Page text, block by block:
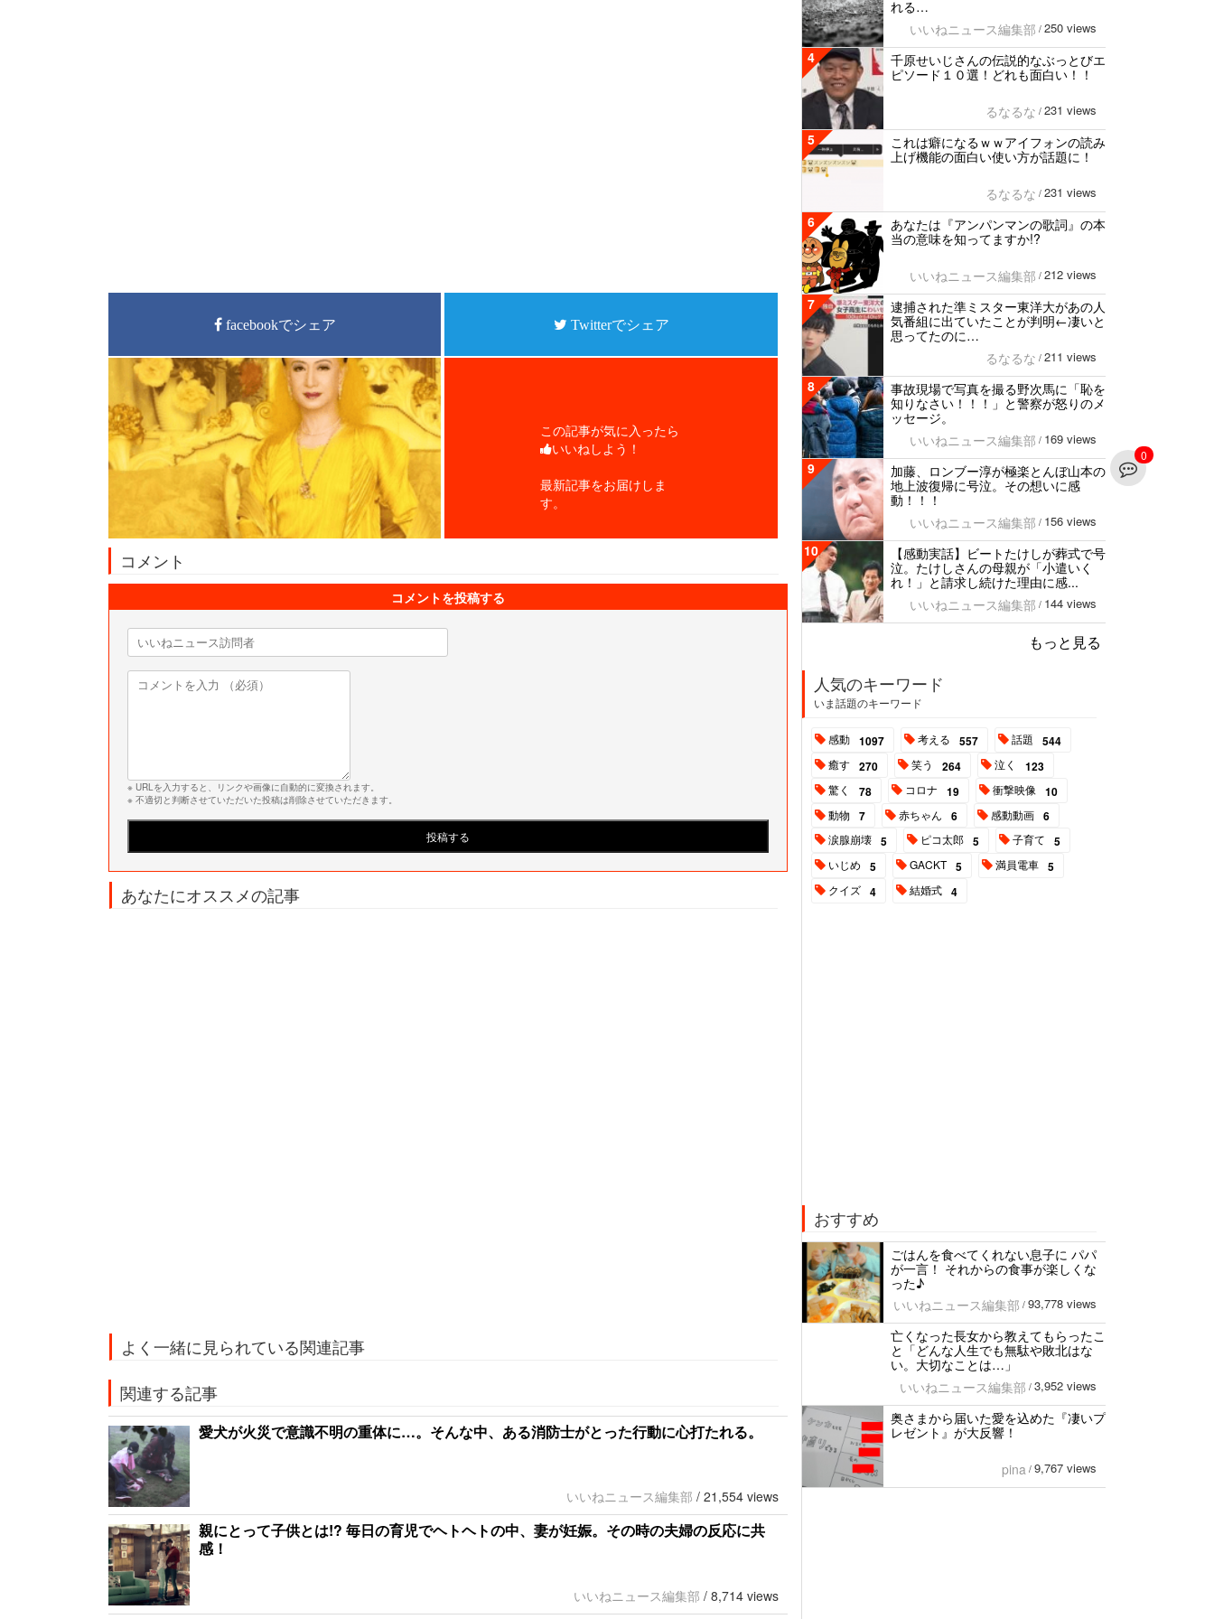
facebookでシェア Twitterでシェア
この記事が気に入ったら
いいねしよう！
最新記事をお届けしま
す。
コメント
0
コメントを投稿する
※ URLを入力すると、リンクや画像に自動的に変換されます。
※ 不適切と判断させていただいた投稿は削除させていただきます。
あなたにオススメの記事
よく一緒に見られている関連記事
関連する記事
愛犬が火災で意識不明の重体に…。そんな中、ある消防士がとった行動に心打たれる。
いいねニュース編集部 / 21,554 views
親にとって子供とは!? 毎日の育児でヘトヘトの中、妻が妊娠。その時の夫婦の反応に共
感！
いいねニュース編集部 / 8,714 views
れる…
いいねニュース編集部 / 250 views
4
千原せいじさんの伝説的なぶっとびエ
ピソード１０選！どれも面白い！！
るなるな / 231 views
5
これは癖になるｗｗアイフォンの読み
上げ機能の面白い使い方が話題に！
るなるな / 231 views
6
あなたは『アンパンマンの歌詞』の本
当の意味を知ってますか!?
いいねニュース編集部 / 212 views
7
逮捕された準ミスター東洋大があの人
気番組に出ていたことが判明←凄いと
思ってたのに…
るなるな / 211 views
8
事故現場で写真を撮る野次馬に「恥を
知りなさい！！！」と警察が怒りのメ
ッセージ。
いいねニュース編集部 / 169 views
9
加藤、ロンブー淳が極楽とんぼ山本の
地上波復帰に号泣。その想いに感
動！！！
いいねニュース編集部 / 156 views
10
【感動実話】ビートたけしが葬式で号
泣。たけしさんの母親が「小遣いく
れ！」と請求し続けた理由に感...
いいねニュース編集部 / 144 views
もっと見る
人気のキーワード
いま話題のキーワード
感動 1097 考える 557 話題 544
癒す 270 笑う 264 泣く 123
驚く 78 コロナ 19 衝撃映像 10
動物 7 赤ちゃん 6 感動動画 6
涙腺崩壊 5 ピコ太郎 5 子育て 5
いじめ 5 GACKT 5 満員電車 5
クイズ 4 結婚式 4
おすすめ
ごはんを食べてくれない息子に パパ
が一言！ それからの食事が楽しくな
った♪
いいねニュース編集部 / 93,778 views
亡くなった長女から教えてもらったこ
と「どんな人生でも無駄や敗北はな
い。大切なことは…」
いいねニュース編集部 / 3,952 views
奥さまから届いた愛を込めた『凄いプ
レゼント』が大反響！
pina / 9,767 views